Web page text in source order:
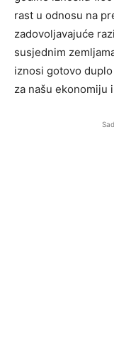
rast u odnosu na
zadovoljavajuće
susjednim
iznosi gotovo
za našu ekonomiju